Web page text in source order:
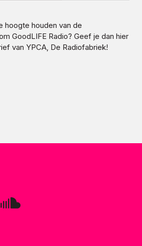
hoogte houden van de
GoodLIFE Radio? Geef je dan hier
van YPCA, De Radiofabriek!